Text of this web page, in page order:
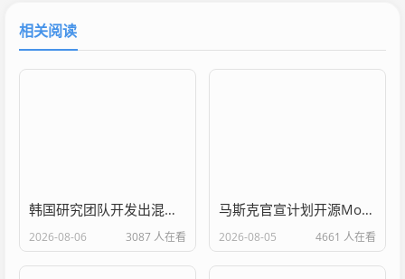
相关阅读
韩国研究团队开发出混合动力电池粘合剂 可提高电动汽车的续航里程
2026-08-06 3087 人在看
马斯克官宣计划开源Model S/X的设计和软件
2026-08-05 4661 人在看